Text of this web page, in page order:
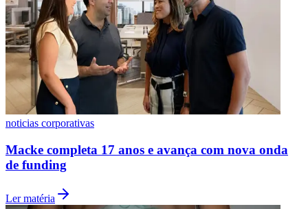
Botafogo
noticias corporativas
Macke completa 17 anos e avança com nova onda
de funding
Ler matéria